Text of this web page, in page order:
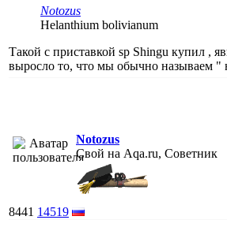
Notozus
Helanthium bolivianum
Такой с приставкой sp Shingu купил ,
выросло то, что мы обычно называем
Notozus
Свой на Aqa.ru, Советник
8441 14519